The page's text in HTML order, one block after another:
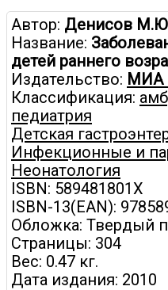
Автор: Денисов М.Ю
Название:
детей раннего
Издательство: МИА
Классификация:
педиатрия
Детская
Инфекционные и
Неонатология
ISBN: 589481801X
ISBN-13(EAN):
Обложка: Твердый
Страницы: 304
Вес: 0.47 кг.
Дата издания: 2010